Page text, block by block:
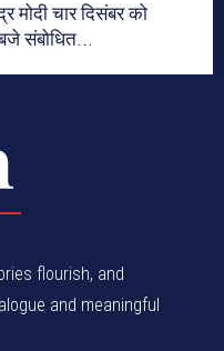
मोदी चार दिसंबर को
संबोधित...
flourish, and
and meaningful